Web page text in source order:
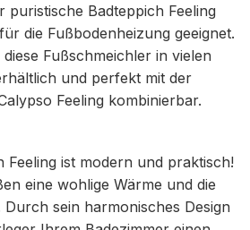
puristische Badteppich Feeling
die Fußbodenheizung geeignet.
Fußschmeichler in vielen
und perfekt mit der
Feeling kombinierbar.
Feeling ist modern und praktisch!
eine wohlige Wärme und die
Durch sein harmonisches Design